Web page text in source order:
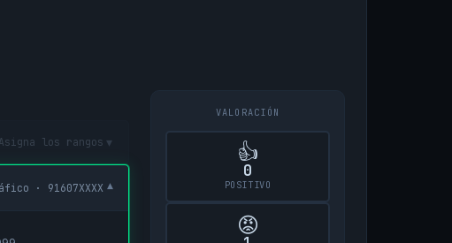
Asigna los rangos ▾
· 91607XXXX ▾
VALORACIÓN
👍
0
POSITIVO
😡